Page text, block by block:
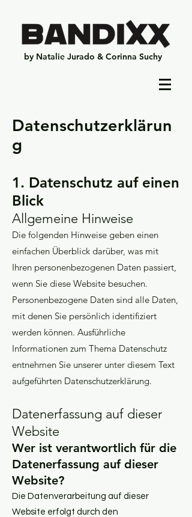
by Natalie Jurado & Corinna Suchy
Datenschutzerklärun
g
1. Datenschutz auf einen
Blick
Allgemeine Hinweise
Die folgenden Hinweise geben einen
einfachen Überblick darüber, was mit
Ihren personenbezogenen Daten passiert,
wenn Sie diese Website besuchen.
Personenbezogene Daten sind alle Daten,
mit denen Sie persönlich identifiziert
werden können. Ausführliche
Informationen zum Thema Datenschutz
entnehmen Sie unserer unter diesem Text
aufgeführten Datenschutzerklärung.
Datenerfassung auf dieser
Website
Wer ist verantwortlich für die
Datenerfassung auf dieser
Website?
Die Datenverarbeitung auf dieser
Website erfolgt durch den